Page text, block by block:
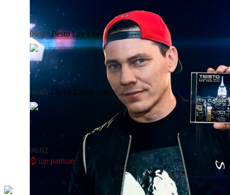
06:08 Tiesto Lay Low
06:05 Cheev Гарно так
06:02
Try
⌚ ще раніше